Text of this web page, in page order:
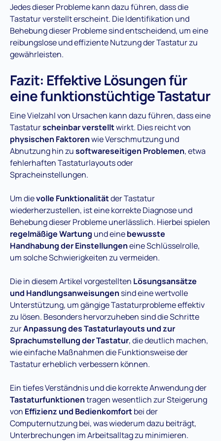
Jedes dieser Probleme kann dazu führen, dass die
Tastatur verstellt erscheint. Die Identifikation und
Behebung dieser Probleme sind entscheidend, um eine
reibungslose und effiziente Nutzung der Tastatur zu
gewährleisten.
Fazit: Effektive Lösungen für
eine funktionstüchtige Tastatur
Eine Vielzahl von Ursachen kann dazu führen, dass eine
Tastaturscheinbar verstelltwirkt. Dies reicht von
physischen Faktorenwie Verschmutzung und
Abnutzung hin zusoftwareseitigen Problemen, etwa
fehlerhaften Tastaturlayouts oder
Spracheinstellungen.
Um dievolle Funktionalitätder Tastatur
wiederherzustellen, ist eine korrekte Diagnose und
Behebung dieser Probleme unerlässlich. Hierbei spielen
regelmäßige Wartung und einebewusste
Handhabung der Einstellungeneine Schlüsselrolle,
um solche Schwierigkeiten zu vermeiden.
Die in diesem Artikel vorgestellten Lösungsansätze
und Handlungsanweisungen sind eine wertvolle
Unterstützung, um gängige Tastaturprobleme effektiv
zu lösen. Besonders hervorzuheben sind die Schritte
zurAnpassung des Tastaturlayouts und zur
Sprachumstellung der Tastatur, die deutlich machen,
wie einfache Maßnahmen die Funktionsweise der
Tastatur erheblich verbessern können.
Ein tiefes Verständnis und die korrekte Anwendung der
Tastaturfunktionentragen wesentlich zur Steigerung
von Effizienz und Bedienkomfortbei der
Computernutzung bei, was wiederum dazu beiträgt,
Unterbrechungen im Arbeitsalltag zu minimieren.